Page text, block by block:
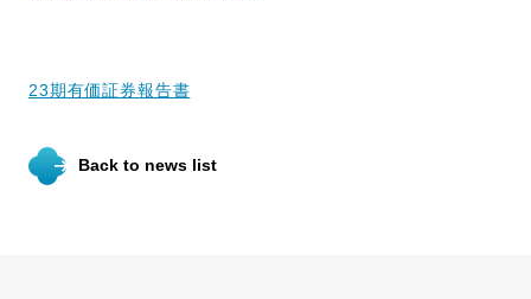
23期有価証券報告書
Back to news list